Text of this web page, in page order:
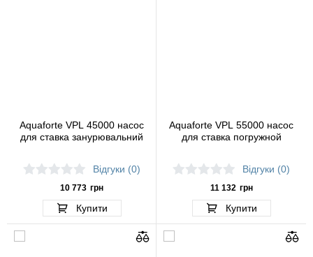
Aquaforte VPL 45000 насос
для ставка занурювальний
Відгуки (0)
10 773 грн
Купити
Aquaforte VPL 55000 насос
для ставка погружной
Відгуки (0)
11 132 грн
Купити